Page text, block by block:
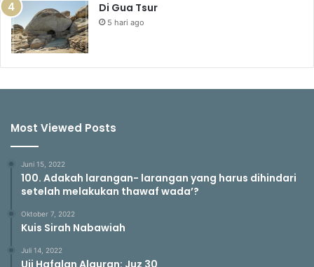
Di Gua Tsur
5 hari ago
Most Viewed Posts
Juni 15, 2022
100. Adakah larangan- larangan yang harus dihindari
setelah melakukan thawaf wada’?
Oktober 7, 2022
Kuis Sirah Nabawiah
Juli 14, 2022